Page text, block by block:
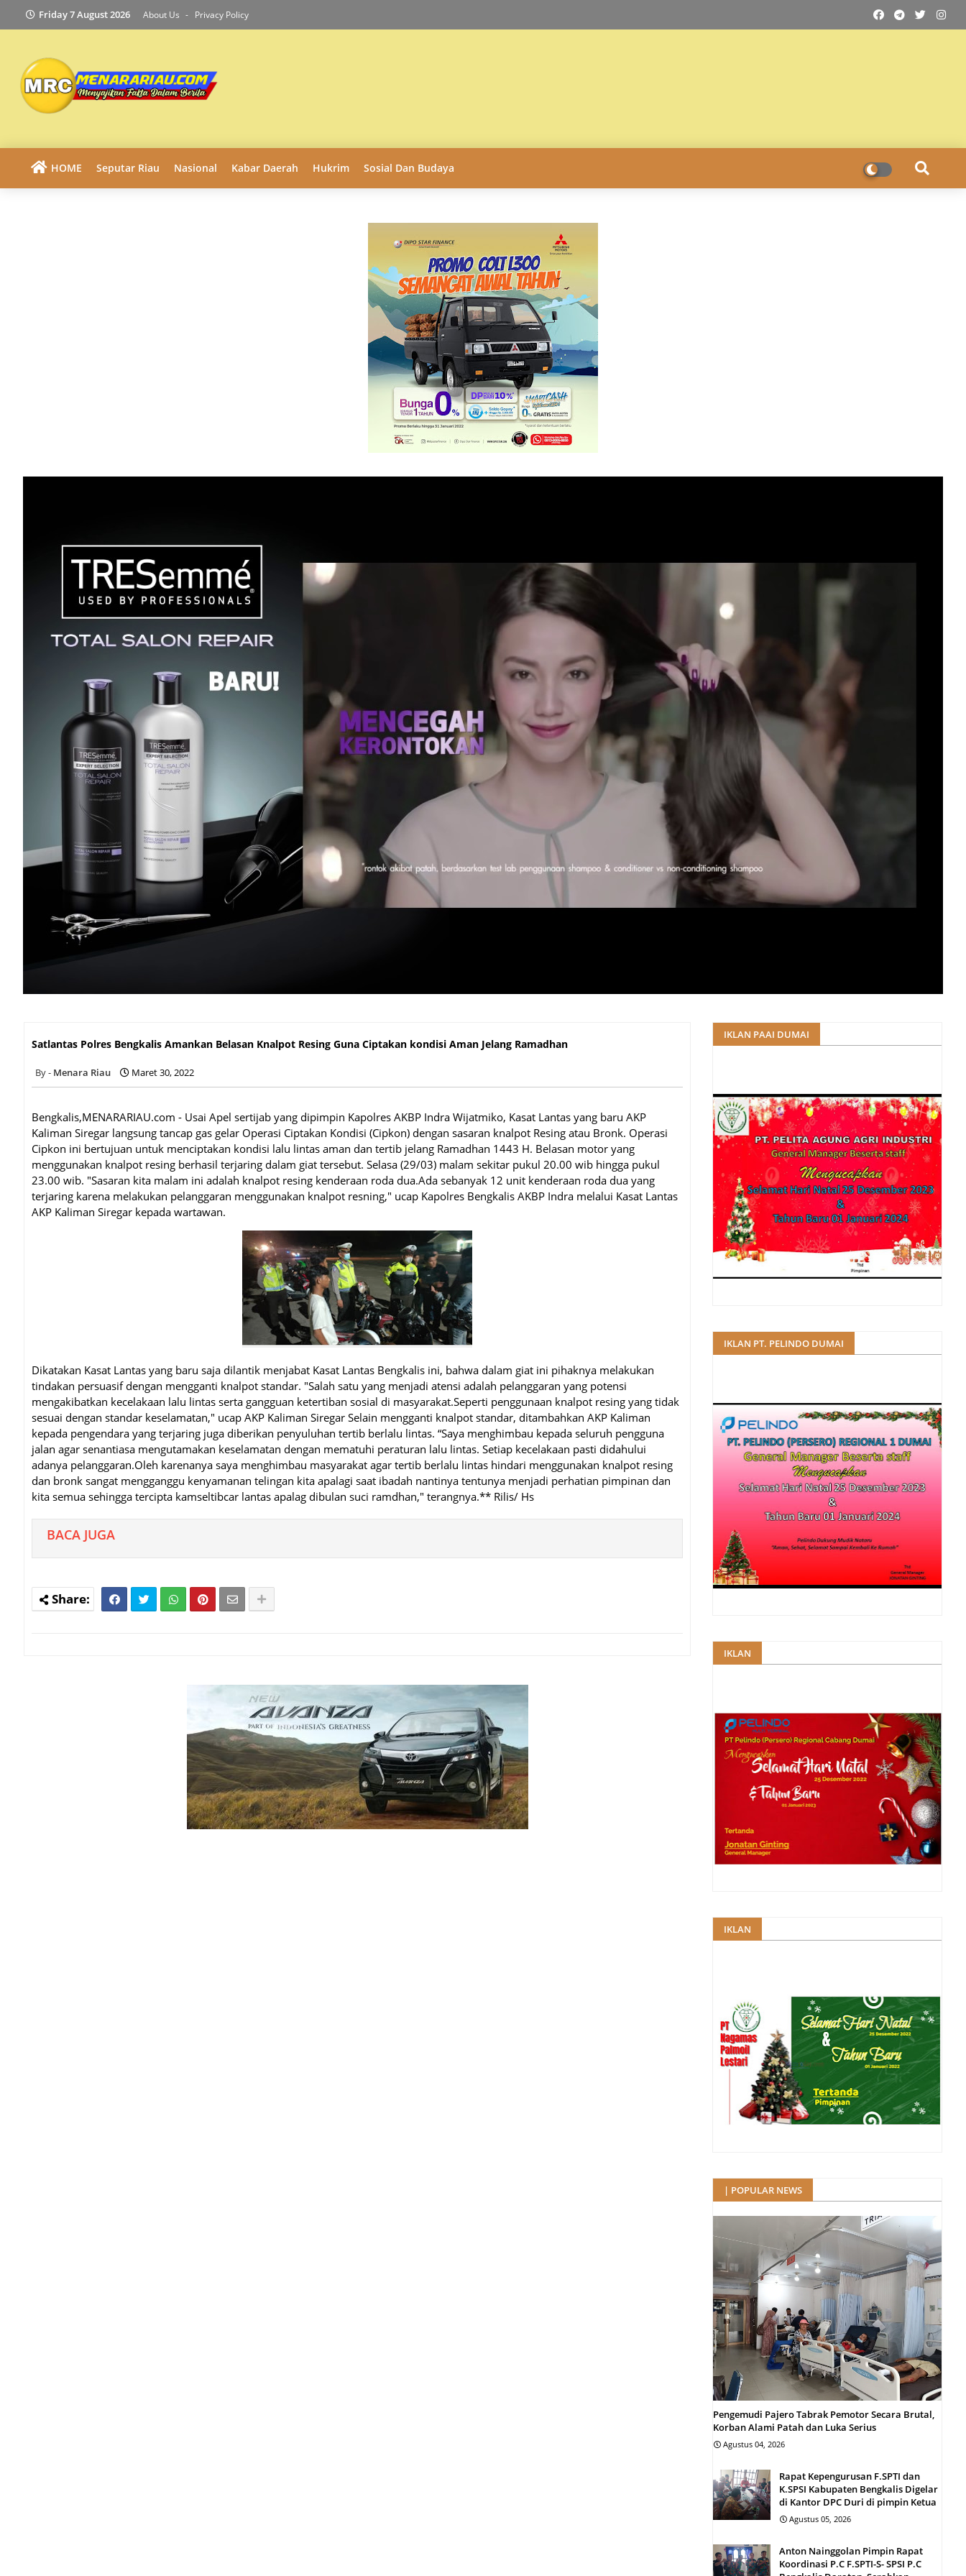
Friday 7 August 2026 About Us Privacy Policy
HOME Seputar Riau Nasional Kabar Daerah Hukrim Sosial Dan Budaya
Satlantas Polres Bengkalis Amankan Belasan Knalpot Resing Guna Ciptakan kondisi Aman Jelang Ramadhan
Menara Riau Maret 30, 2022
Bengkalis,MENARARIAU.com - Usai Apel sertijab yang dipimpin Kapolres AKBP Indra Wijatmiko, Kasat Lantas yang baru AKP
Kaliman Siregar langsung tancap gas gelar Operasi Ciptakan Kondisi (Cipkon) dengan sasaran knalpot Resing atau Bronk. Operasi
Cipkon ini bertujuan untuk menciptakan kondisi lalu lintas aman dan tertib jelang Ramadhan 1443 H. Belasan motor yang
menggunakan knalpot resing berhasil terjaring dalam giat tersebut. Selasa (29/03) malam sekitar pukul 20.00 wib hingga pukul
23.00 wib. "Sasaran kita malam ini adalah knalpot resing kenderaan roda dua.Ada sebanyak 12 unit kenderaan roda dua yang
terjaring karena melakukan pelanggaran menggunakan knalpot resning," ucap Kapolres Bengkalis AKBP Indra melalui Kasat Lantas
AKP Kaliman Siregar kepada wartawan.
Dikatakan Kasat Lantas yang baru saja dilantik menjabat Kasat Lantas Bengkalis ini, bahwa dalam giat ini pihaknya melakukan
tindakan persuasif dengan mengganti knalpot standar. "Salah satu yang menjadi atensi adalah pelanggaran yang potensi
mengakibatkan kecelakaan lalu lintas serta gangguan ketertiban sosial di masyarakat.Seperti penggunaan knalpot resing yang tidak
sesuai dengan standar keselamatan," ucap AKP Kaliman Siregar Selain mengganti knalpot standar, ditambahkan AKP Kaliman
kepada pengendara yang terjaring juga diberikan penyuluhan tertib berlalu lintas. “Saya menghimbau kepada seluruh pengguna
jalan agar senantiasa mengutamakan keselamatan dengan mematuhi peraturan lalu lintas. Setiap kecelakaan pasti didahului
adanya pelanggaran.Oleh karenanya saya menghimbau masyarakat agar tertib berlalu lintas hindari menggunakan knalpot resing
dan bronk sangat mengganggu kenyamanan telingan kita apalagi saat ibadah nantinya tentunya menjadi perhatian pimpinan dan
kita semua sehingga tercipta kamseltibcar lantas apalag dibulan suci ramdhan," terangnya.** Rilis/ Hs
BACA JUGA
IKLAN PAAI DUMAI
IKLAN PT. PELINDO DUMAI
IKLAN
IKLAN
| POPULAR NEWS
Pengemudi Pajero Tabrak Pemotor Secara Brutal,
Korban Alami Patah dan Luka Serius
Agustus 04, 2026
Rapat Kepengurusan F.SPTI dan
K.SPSI Kabupaten Bengkalis Digelar
di Kantor DPC Duri di pimpin Ketua
Agustus 05, 2026
Anton Nainggolan Pimpin Rapat
Koordinasi P.C F.SPTI-S- SPSI P.C